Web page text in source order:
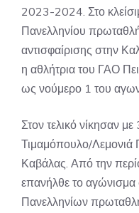
2023-2024. Στο
Πανελληνίου
αντισφαίρισης στην
η αθλήτρια του ΓΑΟ
ως νούμερο 1 του
Στον τελικό νίκησαν
Τιμαμόπουλο/Λεμονιά
Καβάλας. Από την
επανήλθε το
Πανελληνίων